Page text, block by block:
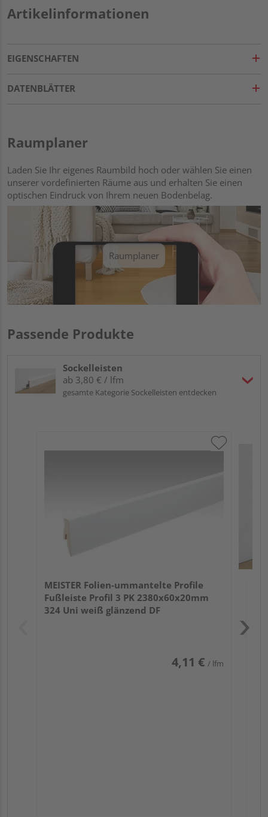
Artikelinformationen
EIGENSCHAFTEN
DATENBLÄTTER
Raumplaner
Laden Sie Ihr eigenes Raumbild hoch oder wählen Sie einen
unserer vordefinierten Räume aus und erhalten Sie einen
optischen Eindruck von Ihrem neuen Bodenbelag.
Raumplaner
Passende Produkte
Sockelleisten
ab 3,80 € / lfm
gesamte Kategorie Sockelleisten entdecken
MEISTER Folien-ummantelte Profile
Fußleiste Profil 3 PK 2380x60x20mm
324 Uni weiß glänzend DF
4,11 € / lfm